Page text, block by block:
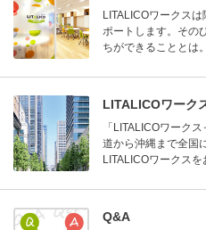
LITALICOワークス
ポートします。その
ちができることとは。
LITALICOワーク
「LITALICOワーク
道から沖縄まで全国
LITALICOワークスを
Q&A